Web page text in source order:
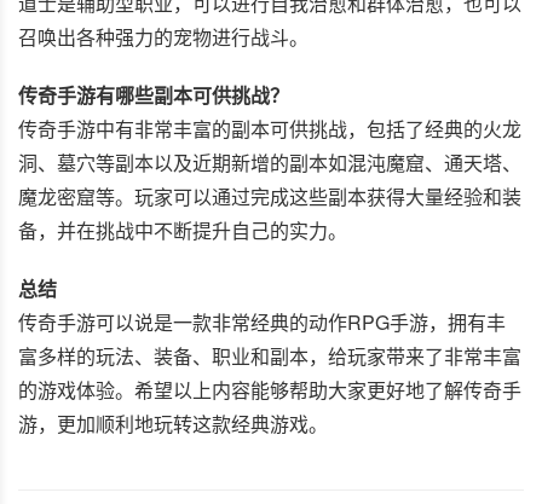
召唤出各种强力的宠物进行战斗。
传奇手游有哪些副本可供挑战？
传奇手游中有非常丰富的副本可供挑战，包括了经典的火龙
洞、墓穴等副本以及近期新增的副本如混沌魔窟、通天塔、
魔龙密窟等。玩家可以通过完成这些副本获得大量经验和装
备，并在挑战中不断提升自己的实力。
总结
传奇手游可以说是一款非常经典的动作RPG手游，拥有丰
富多样的玩法、装备、职业和副本，给玩家带来了非常丰富
的游戏体验。希望以上内容能够帮助大家更好地了解传奇手
游，更加顺利地玩转这款经典游戏。